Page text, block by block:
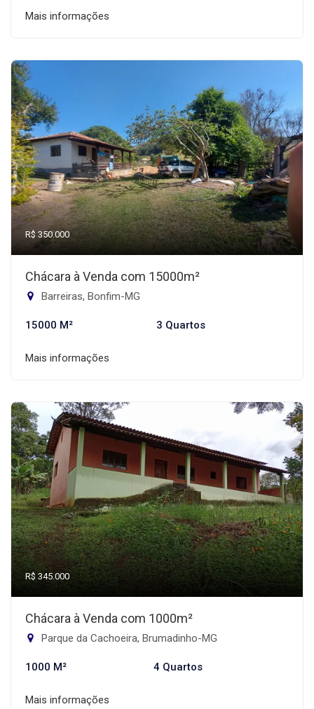
Mais informações
R$ 350.000
Chácara à Venda com 15000m²
Barreiras, Bonfim-MG
15000 M² 3 Quartos
Mais informações
R$ 345.000
Chácara à Venda com 1000m²
Parque da Cachoeira, Brumadinho-MG
1000 M² 4 Quartos
Mais informações